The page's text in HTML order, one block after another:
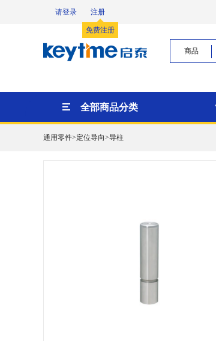
请登录 注册
免费注册
商品
全部商品分类
通用零件>定位导向>导柱